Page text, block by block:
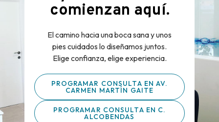
comienzan aquí.
El camino hacia una boca sana y unos
pies cuidados lo diseñamos juntos.
Elige confianza, elige experiencia.
PROGRAMAR CONSULTA EN AV.
CARMEN MARTÍN GAITE
PROGRAMAR CONSULTA EN C.
ALCOBENDAS